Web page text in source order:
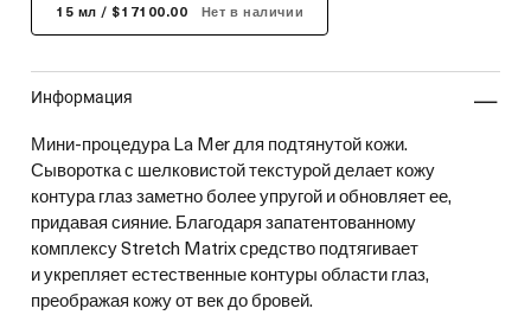
15 мл / $17100.00 Нет в наличии
информация
Мини-процедура La Mer для подтянутой кожи.
Сыворотка с шелковистой текстурой делает кожу
контура глаз заметно более упругой и обновляет ее,
придавая сияние. Благодаря запатентованному
комплексу Stretch Matrix средство подтягивает
и укрепляет естественные контуры области глаз,
преображая кожу от век до бровей.